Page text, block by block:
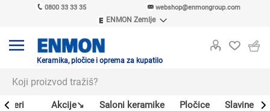
0800 33 33 35 webshop@enmongroup.com
ENMON Zemlje
ENMON MKD
Keramika, pločice i oprema za kupatilo
Akcije↘ Saloni keramike Pločice Slavine